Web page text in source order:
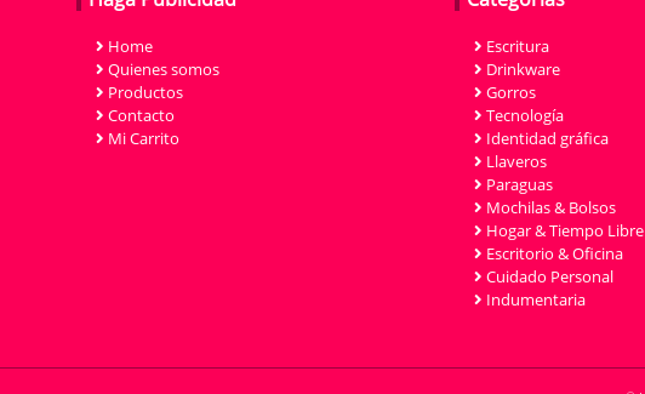
Home
Quienes somos
Productos
Contacto
Mi Carrito
Escritura
Drinkware
Gorros
Tecnología
Identidad gráfica
Llaveros
Paraguas
Mochilas & Bolsos
Hogar & Tiempo Libre
Escritorio & Oficina
Cuidado Personal
Indumentaria